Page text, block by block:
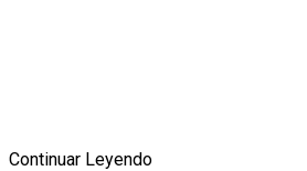
Continuar Leyendo